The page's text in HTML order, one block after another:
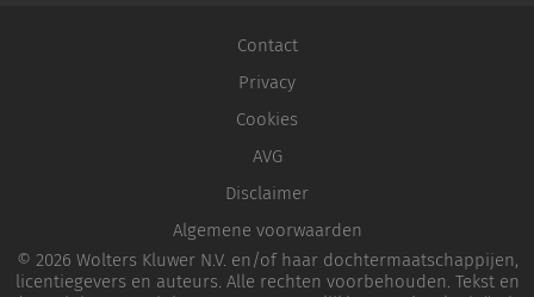
Contact
Privacy
Cookies
AVG
Disclaimer
Algemene voorwaarden
© 2026 Wolters Kluwer N.V. en/of haar dochtermaatschappijen,
licentiegevers en auteurs. Alle rechten voorbehouden. Tekst en